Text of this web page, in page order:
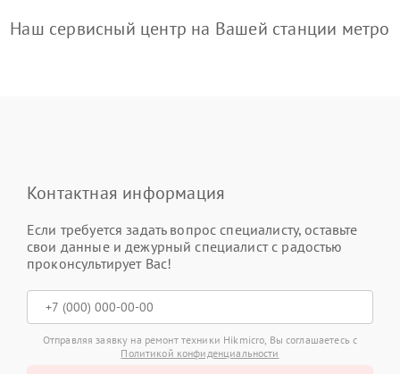
Наш сервисный центр на Вашей станции метро
Контактная информация
Если требуется задать вопрос специалисту, оставьте
свои данные и дежурный специалист с радостью
проконсультирует Вас!
Отправляя заявку на ремонт техники Hikmicro, Вы соглашаетесь с
Политикой конфиденциальности